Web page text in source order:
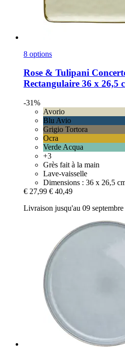
8 options
Rose & Tulipani
Rectangulaire 36 x 26,5
-31%
Avorio
Blu Avio
Grigio Tortora
Ocra
Verde Acqua
+3
Grès fait à la main
Lave-vaisselle
Dimensions : 36 x 26,5
€ 27,99 € 40,49
Livraison jusqu'au 09 septembre